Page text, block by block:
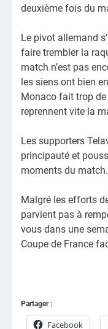
deuxième fois du
Le pivot allemand
faire trembler la
match n’est pas
les siens ont bien
Monaco fait trop
reprennent vite la
Les supporters
principauté et
moments du match.
Malgré les efforts
parvient pas à
vous dans une
Coupe de France
Partager :
Facebook